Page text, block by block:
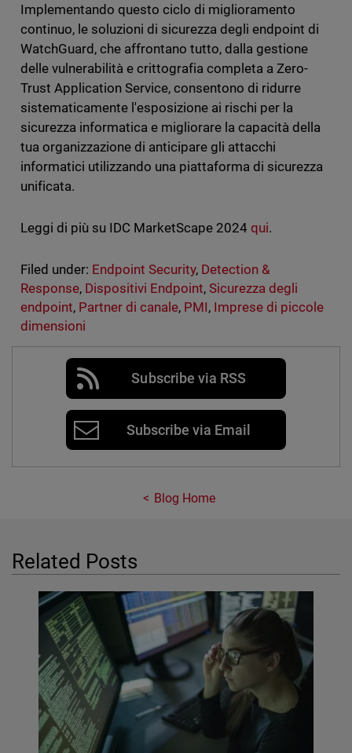
Implementando questo ciclo di miglioramento
continuo, le soluzioni di sicurezza degli endpoint di
WatchGuard, che affrontano tutto, dalla gestione
delle vulnerabilità e crittografia completa a Zero-
Trust Application Service, consentono di ridurre
sistematicamente l'esposizione ai rischi per la
sicurezza informatica e migliorare la capacità della
tua organizzazione di anticipare gli attacchi
informatici utilizzando una piattaforma di sicurezza
unificata.
Leggi di più su IDC MarketScape 2024qui.
Filed under: Endpoint Security, Detection &
Response, Dispositivi Endpoint,Sicurezza degli
endpoint, Partner di canale, PMI, Imprese di piccole
dimensioni
Subscribe via RSS
Subscribe via Email
Blog Home
Related Posts